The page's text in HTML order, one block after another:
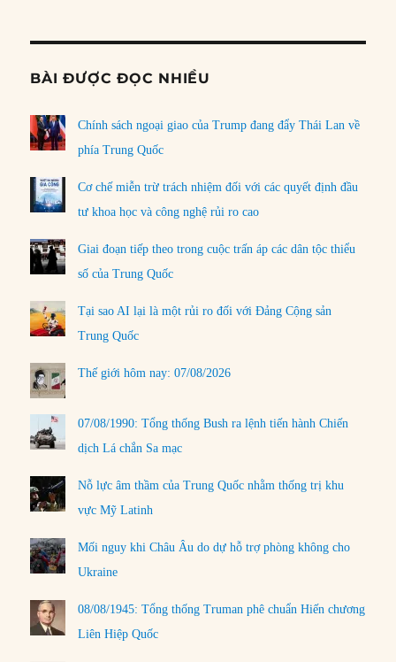
BÀI ĐƯỢC ĐỌC NHIỀU
Chính sách ngoại giao của Trump đang đẩy Thái Lan về
phía Trung Quốc
Cơ chế miễn trừ trách nhiệm đối với các quyết định đầu
tư khoa học và công nghệ rủi ro cao
Giai đoạn tiếp theo trong cuộc trấn áp các dân tộc thiểu
số của Trung Quốc
Tại sao AI lại là một rủi ro đối với Đảng Cộng sản
Trung Quốc
Thế giới hôm nay: 07/08/2026
07/08/1990: Tổng thống Bush ra lệnh tiến hành Chiến
dịch Lá chắn Sa mạc
Nỗ lực âm thầm của Trung Quốc nhằm thống trị khu
vực Mỹ Latinh
Mối nguy khi Châu Âu do dự hỗ trợ phòng không cho
Ukraine
08/08/1945: Tổng thống Truman phê chuẩn Hiến chương
Liên Hiệp Quốc